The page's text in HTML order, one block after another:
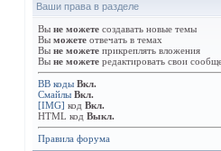
Ваши права в разделе
Вы не можете создавать новые темы
Вы можете отвечать в темах
Вы не можете прикреплять вложения
Вы не можете редактировать свои
BB коды Вкл.
Смайлы Вкл.
[IMG] код Вкл.
HTML код Выкл.
Правила форума